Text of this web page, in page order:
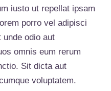
iusto ut repellat ipsam
porro vel adipisci
odio aut
omnis eum rerum
Sit dicta aut
voluptatem.